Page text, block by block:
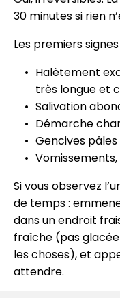
30 minutes si rien
Les premiers
Halètement
très longue et
Salivation
Démarche
Gencives
Si vous observez
de temps :
dans un endroit
fraîche (pas
les choses), et
attendre.